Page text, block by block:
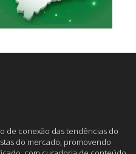
de conexão das tendências do
do mercado, promovendo